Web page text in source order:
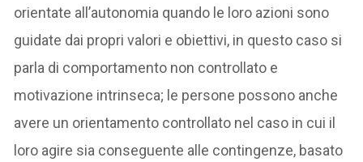
orientate all’autonomia quando le loro azioni sono
guidate dai propri valori e obiettivi, in questo caso si
parla di comportamento non controllato e
motivazione intrinseca; le persone possono anche
avere un orientamento controllato nel caso in cui il
loro agire sia conseguente alle contingenze, basato